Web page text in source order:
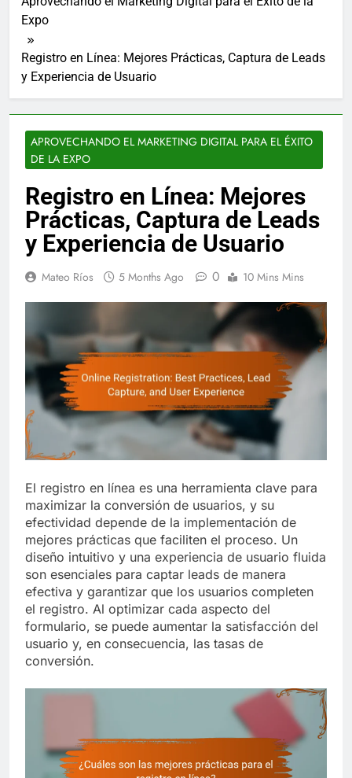
Expo
Registro en Línea: Mejores Prácticas, Captura de Leads
y Experiencia de Usuario
APROVECHANDO EL MARKETING DIGITAL PARA EL ÉXITO
DE LA EXPO
Registro en Línea: Mejores
Prácticas, Captura de Leads
y Experiencia de Usuario
Mateo Ríos 5 Months Ago 0 10 Mins Mins
El registro en línea es una herramienta clave para
maximizar la conversión de usuarios, y su
efectividad depende de la implementación de
mejores prácticas que faciliten el proceso. Un
diseño intuitivo y una experiencia de usuario fluida
son esenciales para captar leads de manera
efectiva y garantizar que los usuarios completen
el registro. Al optimizar cada aspecto del
formulario, se puede aumentar la satisfacción del
usuario y, en consecuencia, las tasas de
conversión.